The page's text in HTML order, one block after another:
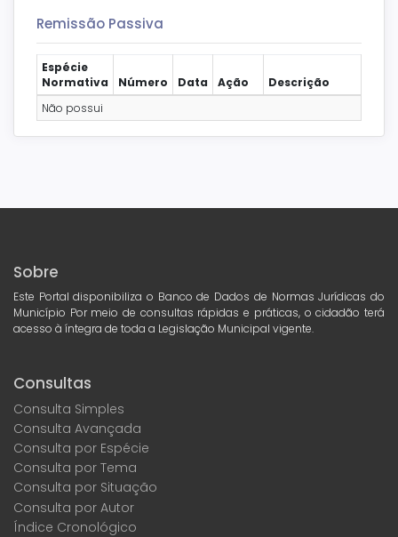
Remissão Passiva
Espécie
Normativa
Número Data Ação
Descrição
Não possui
Sobre
Este Portal disponibiliza o Banco de Dados de Normas Jurídicas do
Município Por meio de consultas rápidas e práticas, o cidadão terá
acesso à íntegra de toda a Legislação Municipal vigente.
Consultas
Consulta Simples
Consulta Avançada
Consulta por Espécie
Consulta por Tema
Consulta por Situação
Consulta por Autor
Índice Cronológico